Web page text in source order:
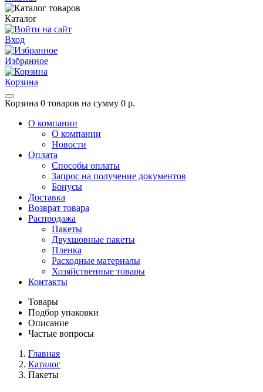
Каталог
Вход
Избранное
Корзина
Корзина 0 товаров на сумму 0 р.
О компании
О компании
Новости
Оплата
Способы оплаты
Запрос на получение документов
Бонусы
Доставка
Возврат товара
Распродажа
Пакеты
Двухшовные пакеты
Пленка
Расходные материалы
Хозяйственные товары
Контакты
Товары
Подбор упаковки
Описание
Частые вопросы
Главная
Каталог
Пакеты